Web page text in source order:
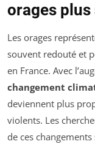
orages plus
Les orages
souvent redouté et
en France. Avec
changement
deviennent plus
violents. Les
de ces changements